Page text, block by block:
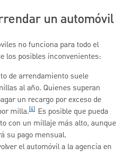
un automóvil
no funciona para todo el
los posibles inconvenientes:
de arrendamiento suele
al año. Quienes superan
un recargo por exceso de
milla.[4] Es posible que pueda
con un millaje más alto, aunque
su pago mensual.
el automóvil a la agencia en